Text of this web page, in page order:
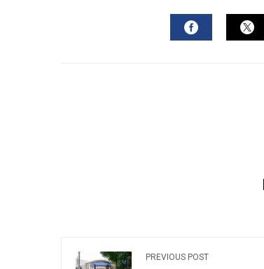
PREVIOUS POST